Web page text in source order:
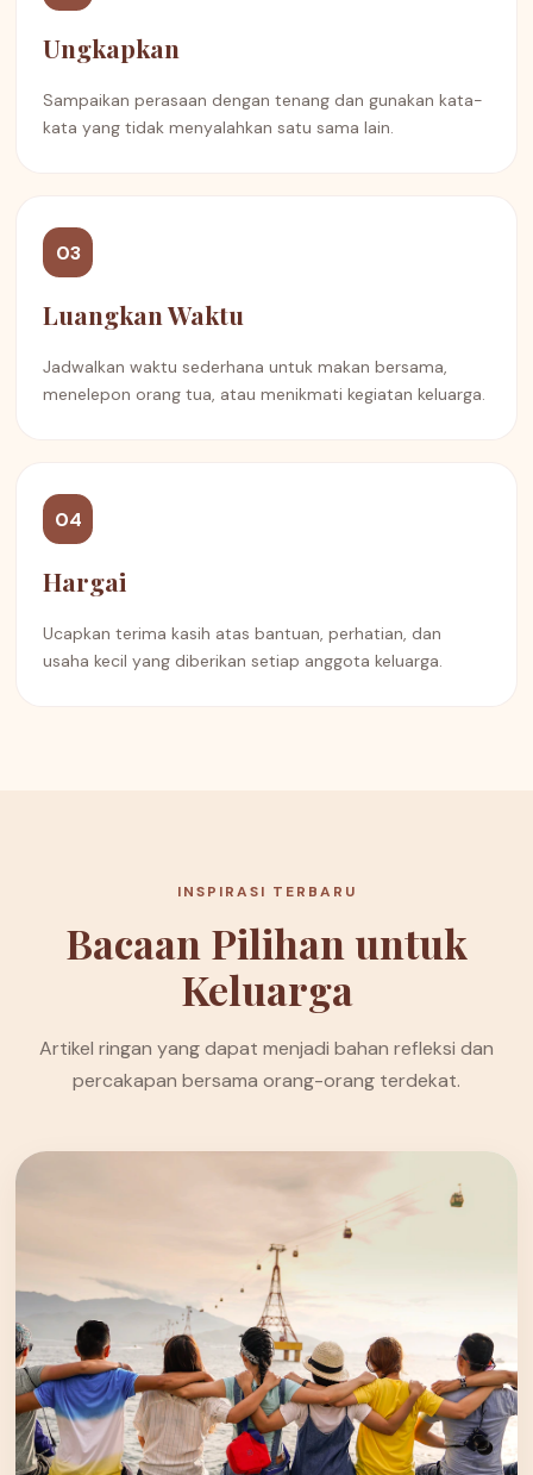
Ungkapkan
Sampaikan perasaan dengan tenang dan gunakan kata-
kata yang tidak menyalahkan satu sama lain.
03
Luangkan Waktu
Jadwalkan waktu sederhana untuk makan bersama,
menelepon orang tua, atau menikmati kegiatan keluarga.
04
Hargai
Ucapkan terima kasih atas bantuan, perhatian, dan
usaha kecil yang diberikan setiap anggota keluarga.
INSPIRASI TERBARU
Bacaan Pilihan untuk
Keluarga
Artikel ringan yang dapat menjadi bahan refleksi dan
percakapan bersama orang-orang terdekat.